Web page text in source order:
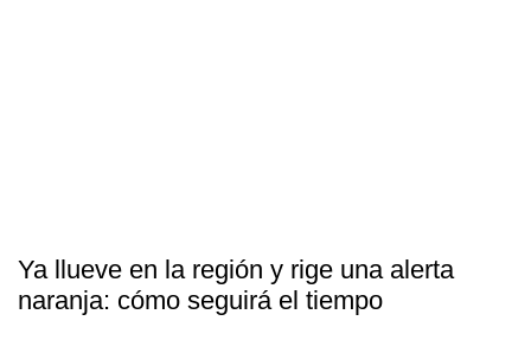
Ya llueve en la región y rige una alerta
naranja: cómo seguirá el tiempo